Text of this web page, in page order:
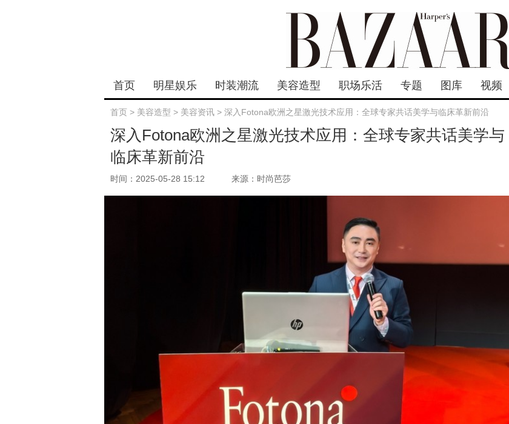
首页 明星娱乐 时装潮流 美容造型 职场乐活 专题 图库 视频
首页 > 美容造型 > 美容资讯 > 深入Fotona欧洲之星激光技术应用：全球专家共话美学与临床革新前沿
深入Fotona欧洲之星激光技术应用：全球专家共话美学与
临床革新前沿
时间：2025-05-28 15:12 来源：时尚芭莎